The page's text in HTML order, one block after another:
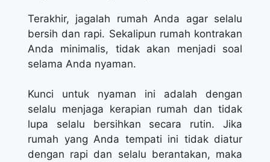
Terakhir, jagalah rumah Anda agar selalu
bersih dan rapi. Sekalipun rumah kontrakan
Anda minimalis, tidak akan menjadi soal
selama Anda nyaman.
Kunci untuk nyaman ini adalah dengan
selalu menjaga kerapian rumah dan tidak
lupa selalu bersihkan secara rutin. Jika
rumah yang Anda tempati ini tidak diatur
dengan rapi dan selalu berantakan, maka